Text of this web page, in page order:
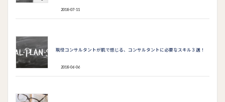
2018-07-11
現役コンサルタントが肌で感じる、コンサルタントに必要なスキル３選！
2018-06-06